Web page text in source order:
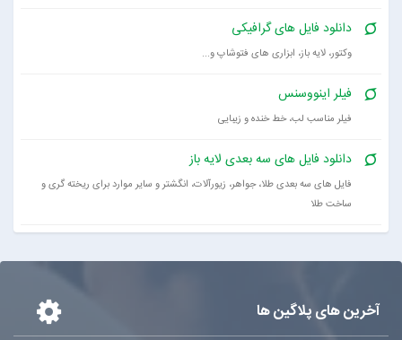
دانلود فایل های گرافیکی
وکتور، لایه باز، ابزاری های فتوشاپ و...
فیلر اینووسنس
فیلر مناسب لب، خط خنده و زیبایی
دانلود فایل های سه بعدی لایه باز
فایل های سه بعدی طلا، جواهر، زیورآلات، انگشتر و سایر موارد برای ریخته گری و
ساخت طلا
آخرین های پلاگین ها